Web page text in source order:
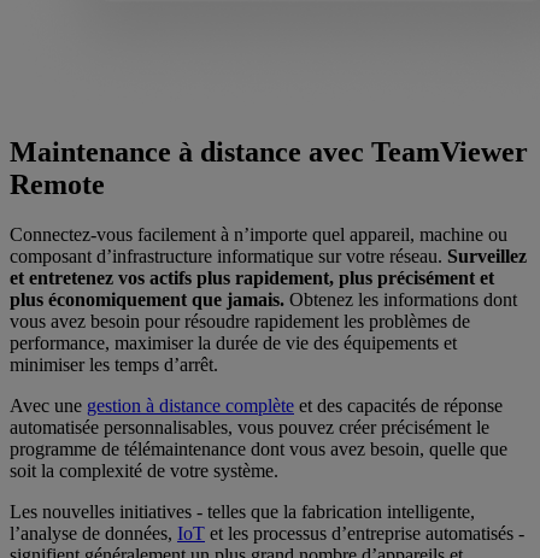
Maintenance à distance avec TeamViewer
Remote
Connectez-vous facilement à n’importe quel appareil, machine ou
composant d’infrastructure informatique sur votre réseau. Surveillez
et entretenez vos actifs plus rapidement, plus précisément et
plus économiquement que jamais. Obtenez les informations dont
vous avez besoin pour résoudre rapidement les problèmes de
performance, maximiser la durée de vie des équipements et
minimiser les temps d’arrêt.
Avec une gestion à distance complète et des capacités de réponse
automatisée personnalisables, vous pouvez créer précisément le
programme de télémaintenance dont vous avez besoin, quelle que
soit la complexité de votre système.
Les nouvelles initiatives - telles que la fabrication intelligente,
l’analyse de données, IoT et les processus d’entreprise automatisés -